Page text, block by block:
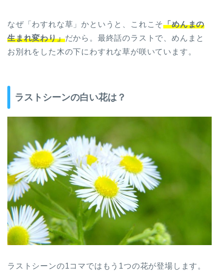
なぜ「わすれな草」かというと、これこそ「めんまの
生まれ変わり」だから。最終話のラストで、めんまと
お別れをした木の下にわすれな草が咲いています。
ラストシーンの白い花は？
ラストシーンの1コマではもう1つの花が登場します。